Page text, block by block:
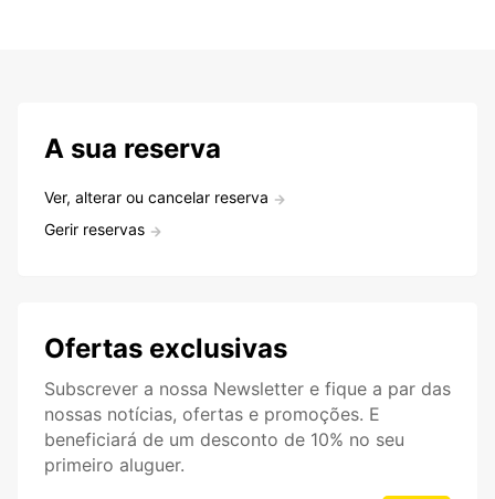
A sua reserva
Ver, alterar ou cancelar reserva
Gerir reservas
Ofertas exclusivas
Subscrever a nossa Newsletter e fique a par das
nossas notícias, ofertas e promoções. E
beneficiará de um desconto de 10% no seu
primeiro aluguer.